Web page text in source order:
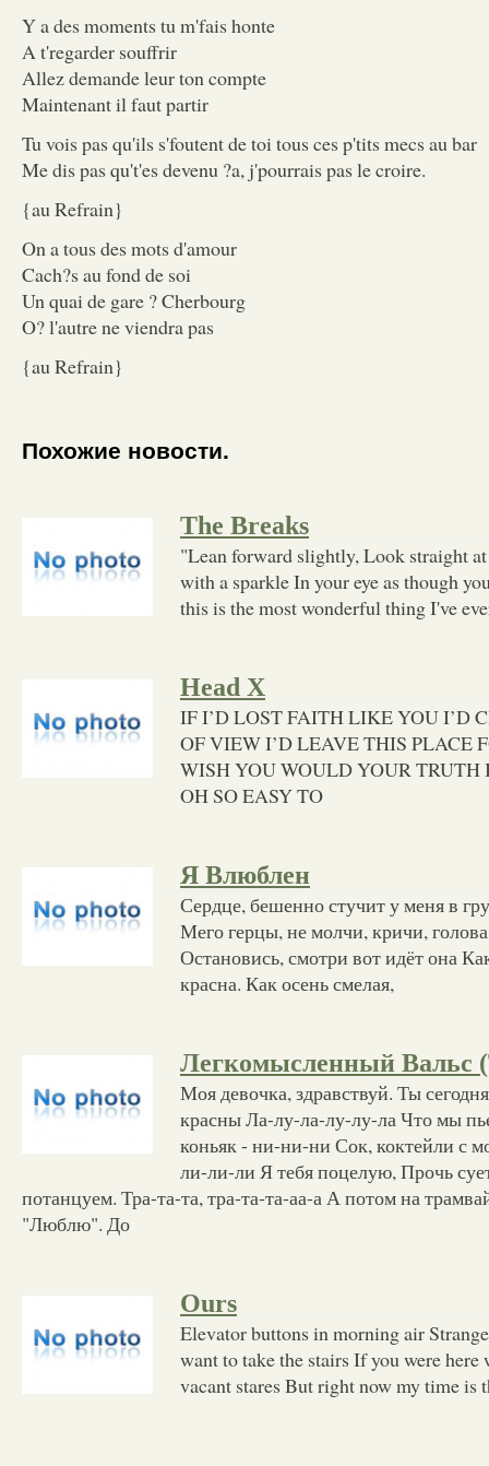
Y a des moments tu m'fais honte
A t'regarder souffrir
Allez demande leur ton compte
Maintenant il faut partir
Tu vois pas qu'ils s'foutent de toi tous ces p'tits mecs au bar
Me dis pas qu't'es devenu ?a, j'pourrais pas le croire.
{au Refrain}
On a tous des mots d'amour
Cach?s au fond de soi
Un quai de gare ? Cherbourg
O? l'autre ne viendra pas
{au Refrain}
Похожие новости.
The Breaks
"Lean forward slightly, Look straight
with a sparkle In your eye as though
this is the most wonderful thing I've
Head X
IF I’D LOST FAITH LIKE YOU I’D
OF VIEW I’D LEAVE THIS PLACE
WISH YOU WOULD YOUR
OH SO EASY TO
Я Влюблен
Сердце, бешенно стучит у меня в
Мего герцы, не молчи, кричи,
Остановись, смотри вот идёт она
красна. Как осень смелая,
Легкомысленный Вальс
Моя девочка, здравствуй. Ты
красны Ла-лу-ла-лу-лу-ла Что мы
коньяк - ни-ни-ни Сок, коктейли с
ли-ли-ли Я тебя поцелую, Прочь
потанцуем. Тра-та-та, тра-та-та-аа-а А потом на
"Люблю". До
Ours
Elevator buttons in morning air
want to take the stairs If you were here
vacant stares But right now my time is